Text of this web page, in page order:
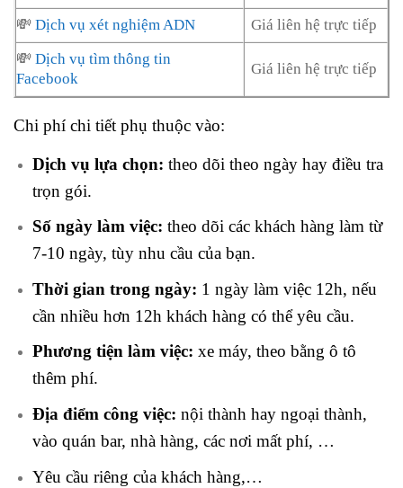
💸 Dịch vụ xét nghiệm ADN
Giá liên hệ trực tiếp
💸 Dịch vụ tìm thông tin
Facebook
Giá liên hệ trực tiếp
Chi phí chi tiết phụ thuộc vào:
Dịch vụ lựa chọn: theo dõi theo ngày hay điều tra
trọn gói.
Số ngày làm việc: theo dõi các khách hàng làm từ
7-10 ngày, tùy nhu cầu của bạn.
Thời gian trong ngày: 1 ngày làm việc 12h, nếu
cần nhiều hơn 12h khách hàng có thể yêu cầu.
Phương tiện làm việc: xe máy, theo bằng ô tô
thêm phí.
Địa điểm công việc: nội thành hay ngoại thành,
vào quán bar, nhà hàng, các nơi mất phí, …
Yêu cầu riêng của khách hàng,…